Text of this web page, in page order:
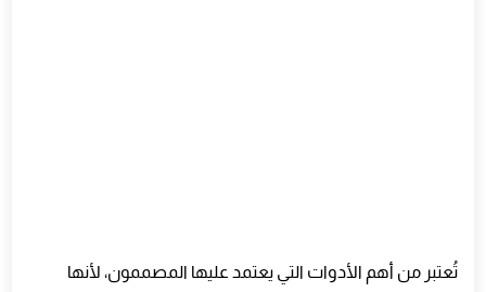
تُعتبر من أهم الأدوات التي يعتمد عليها المصممون، لأنها